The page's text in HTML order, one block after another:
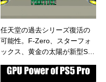
任天堂の過去シリーズ復活の
可能性。F-Zero、スターフォ
ックス、黄金の太陽が新型Swit